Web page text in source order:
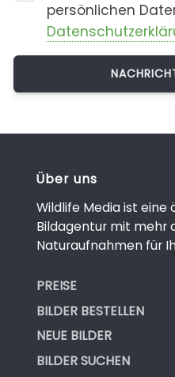
persönlichen
Über uns
Wildlife Media ist eine
Bildagentur mit mehr
Naturaufnahmen für
PREISE
BILDER BESTELLEN
NEUE BILDER
BILDER SUCHEN